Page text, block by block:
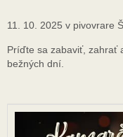
11. 10. 2025 v pivovrare
Príďte sa zabaviť, zahrať
bežných dní.